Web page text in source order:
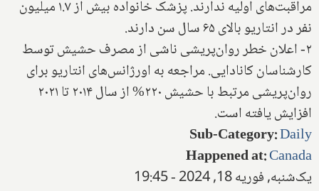
مراقبت‌های اولیه ندارند. پزشک خانواده بیش از ۱.۷ میلیون
نفر در انتاریو بالای ۶۵ سال سن دارند.
۲- اعلان خطر روان‌پریشی ناشی از مصرف حشیش توسط
کارشناسان کانادایی. مراجعه به اورژانس‌های انتاریو برای
روان‌پریشی مرتبط با حشیش ۲۲۰% از سال ۲۰۱۴ تا ۲۰۲۱
افزایش یافته است.
Sub-Category:Daily
Happened at:Canada
یک‌شنبه, فوریه 18, 2024 - 19:45